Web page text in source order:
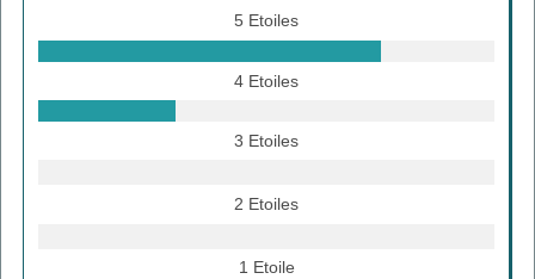
5 Etoiles
4 Etoiles
3 Etoiles
2 Etoiles
1 Etoile